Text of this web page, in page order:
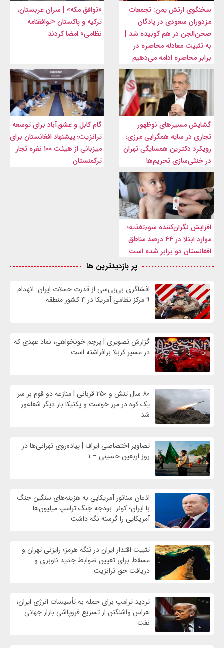
سخنگوی ارتش یمن: تجمعات
مزدوران سعودی در پادگان
صحن‌الجن در هم کوبیده شد |
به تثبیت معادله محاصره در
برابر محاصره ادامه می‌دهیم
«توافق مکه» | سران عربستان،
ترکیه و پاکستان «توافقنامه
نظامی» امضا کردند
گشایش مسیرهای نوظهور
تجاری در سایه همگرایی مرزی؛
رویکرد دکترین همسایگی تهران
در خنثی‌سازی تحریم‌ها
گام کابل و عشق‌آباد برای توسعه
ترانزیت؛ پیشنهاد افغانستان برای
میزبانی از هیئت ۱۰۰ نفره تجار
ترکمنستان
افزایش نگران‌کننده سوءتغذیه؛
موارد ابتلا در ۴۴ درصد مناطق
افغانستان دو برابر شده است
پر بازدیدترین ها
افشاگری بی‌بی‌سی از قدرت حملات ایران: انهدام
۹ مرکز نظامی آمریکا در ۴ کشور منطقه
گزارش تصویری | پرچم خونخواهی؛ نماد عهدی که
در مسیر کربلا برافراشته است
۸۰ سال تنش و ۲۵۰ قربانی | منازعه دو قوم بر سر
یک کوه در مرز خوست و پکتیکا بار دیگر شعله‌ور
شد
تصاویر اختصاصی ایراف | پیاده‌روی تهرانی‌ها در
روز اربعین حسینی – ۱
اذعان سناتور آمریکایی به هزینه‌های سنگین جنگ
با ایران؛ کونز: بودجه جنگ ترامپ میلیون‌ها
آمریکایی را گرسنه نگه داشت
تثبیت اقتدار ایران در تنگه هرمز؛ رایزنی تهران و
مسقط برای تعیین ضوابط جدید ناوبری و
دریافت حق ترانزیت
تردید ترامپ برای حمله به تأسیسات انرژی ایران؛
هراس واشنگتن از تسریع فروپاشی بازار جهانی
نفت